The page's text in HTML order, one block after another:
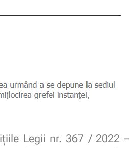
Legii nr. 367 / 2022 –